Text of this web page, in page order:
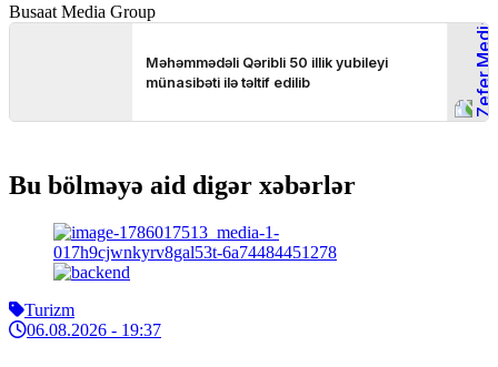
Busaat Media Group
Bu bölməyə aid digər xəbərlər
Turizm
06.08.2026 - 19:37